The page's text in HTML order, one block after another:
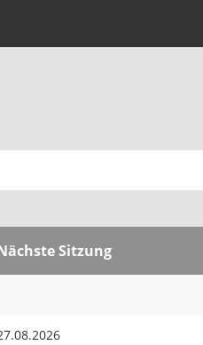
Sitzung